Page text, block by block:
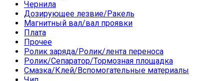
Чернила
Дозирующее лезвие/Ракель
Магнитный вал/вал проявки
Плата
Прочее
Ролик заряда/Ролик/лента переноса
Ролик/Сепаратор/Тормозная площадка
Смазка/Клей/Вспомогательные материалы